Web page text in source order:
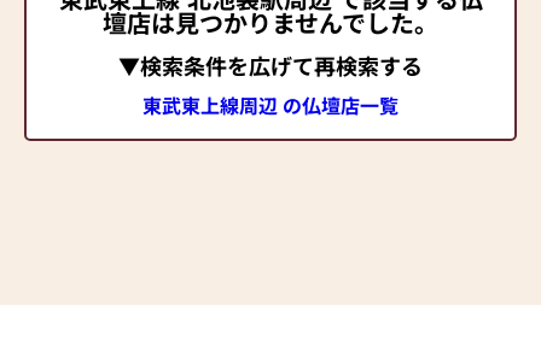
壇店は見つかりませんでした。
▼検索条件を広げて再検索する
東武東上線周辺 の仏壇店一覧